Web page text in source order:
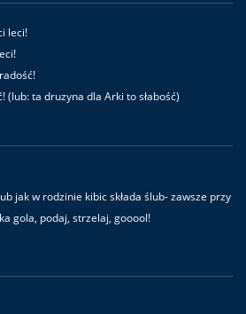
leci!
(lub: ta druzyna dla Arki to słabość)
jak w rodzinie kibic składa ślub- zawsze przy
gola, podaj, strzelaj, gooool!